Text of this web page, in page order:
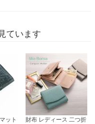
ています
ット
財布 レディース 二つ折